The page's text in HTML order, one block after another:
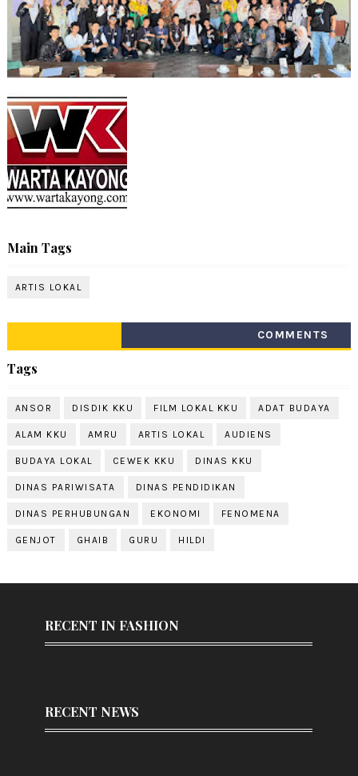
Main Tags
ARTIS LOKAL
COMMENTS
Tags
ANSOR DISDIK KKU FILM LOKAL KKU ADAT BUDAYA
ALAM KKU AMRU ARTIS LOKAL AUDIENS
BUDAYA LOKAL CEWEK KKU DINAS KKU
DINAS PARIWISATA DINAS PENDIDIKAN
DINAS PERHUBUNGAN EKONOMI FENOMENA
GENJOT GHAIB GURU HILDI
RECENT IN FASHION
RECENT NEWS